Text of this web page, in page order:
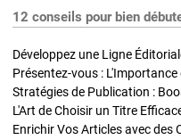
12 conseils pour bien
Développez une Ligne
Présentez-vous :
L'Art de Choisir un Titre